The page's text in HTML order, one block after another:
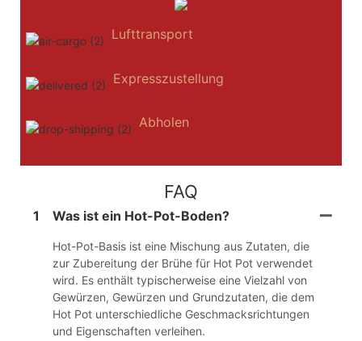
Lufttransport
Expresszustellung
Abholen
FAQ
1 Was ist ein Hot-Pot-Boden?
Hot-Pot-Basis ist eine Mischung aus Zutaten, die
zur Zubereitung der Brühe für Hot Pot verwendet
wird. Es enthält typischerweise eine Vielzahl von
Gewürzen, Gewürzen und Grundzutaten, die dem
Hot Pot unterschiedliche Geschmacksrichtungen
und Eigenschaften verleihen.